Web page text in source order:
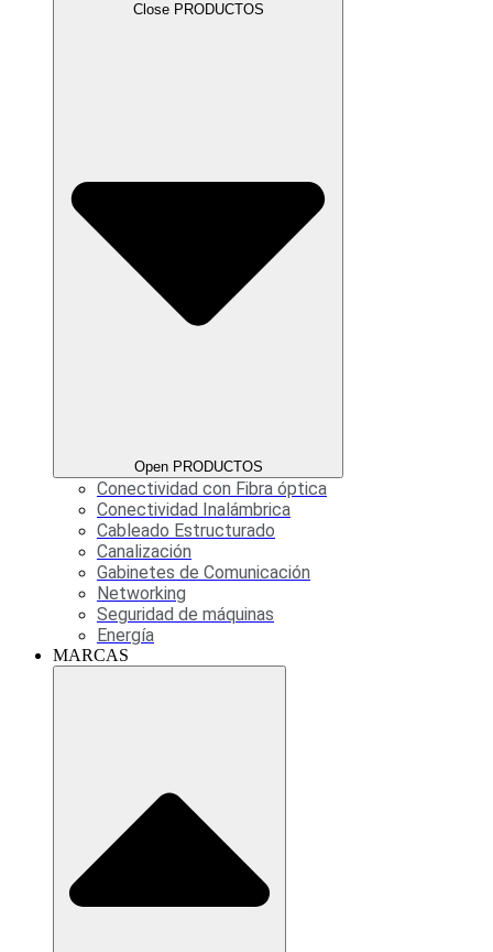
Close PRODUCTOS
Open PRODUCTOS
Conectividad con Fibra óptica
Conectividad Inalámbrica
Cableado Estructurado
Canalización
Gabinetes de Comunicación
Networking
Seguridad de máquinas
Energía
MARCAS